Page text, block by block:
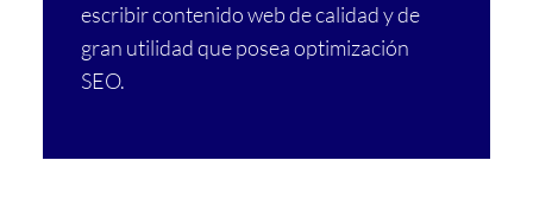
escribir contenido web de calidad y de
gran utilidad que posea optimización
SEO.